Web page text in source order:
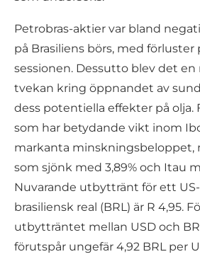
Petrobras-aktier var bland
på Brasiliens börs, med förluster
sessionen. Dessutto blev det
tvekan kring öppnandet av
dess potentiella effekter på olja.
som har betydande vikt inom
markanta minskningsbeloppet,
som sjönk med 3,89% och Itau
Nuvarande utbyttränt för ett US-
brasiliensk real (BRL) är R 4,95.
utbytträntet mellan USD och
förutspår ungefär 4,92 BRL per